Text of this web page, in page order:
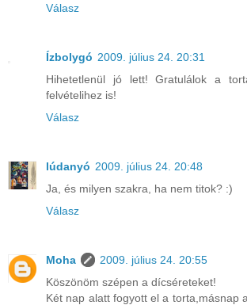
Válasz
Ízbolygó 2009. július 24. 20:31
Hihetetlenül jó lett! Gratulálok a
felvételihez is!
Válasz
lúdanyó 2009. július 24. 20:48
Ja, és milyen szakra, ha nem titok? :)
Válasz
Moha
2009. július 24. 20:55
Köszönöm szépen a dícséreteket!
Két nap alatt fogyott el a torta,másnap